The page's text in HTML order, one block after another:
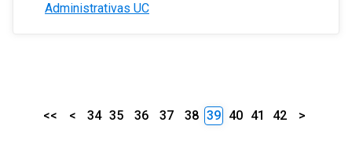
Administrativas UC
<< < 34 35 36 37 38 39 40 41 42 >